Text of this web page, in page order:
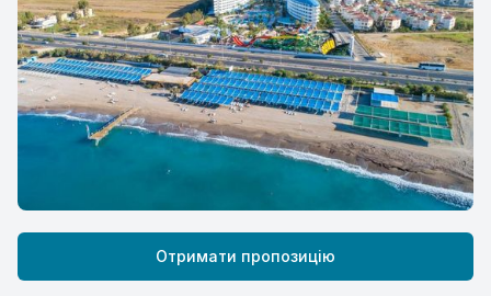
Отримати пропозицію